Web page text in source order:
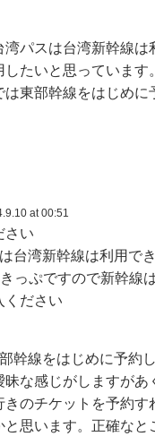
湾パスは台湾新幹線
したいと思っていま
は東部幹線をはじめ
at 00:51
さい
台湾新幹線は利用で
っぷですので新幹線
ください
幹線をはじめに予約
昧な感じがしますが
きのチケットを予約
と思います。正確な